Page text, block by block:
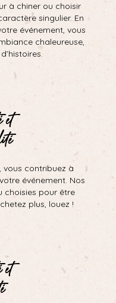
à chiner ou choisir
singulier. En
événement, vous
chaleureuse,
et
vous contribuez à
événement. Nos
choisies pour être
plus, louez !
et